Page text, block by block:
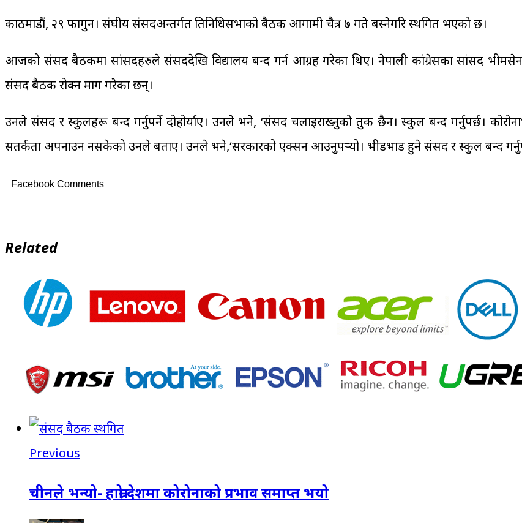
काठमाडौं, २९ फागुन। संघीय संसदअन्तर्गत प्रतिनिधिसभाको बैठक आगामी चैत्र ७ गते बस्नेगरि स्थगित भएको छ।
आजको संसद बैठकमा सांसदहरुले संसददेखि विद्यालय बन्द गर्न आग्रह गरेका थिए। नेपाली कांग्रेसका सांसद
संसद बैठक रोक्न माग गरेका छन्।
उनले संसद र स्कुलहरू बन्द गर्नुपर्ने दोहोर्याए। उनले भने, ‘संसद चलाइराख्नुको तुक छैन। स्कुल बन्द गर्नुपर्छ।
सतर्कता अपनाउन नसकेको उनले बताए। उनले भने,‘सरकारको एक्सन आउनुपर्‍यो। भीडभाड हुने संसद र स्कुल बन्द
Facebook Comments
Related
Previous
चीनले भन्यो- हाम्रो देशमा कोरोनाको प्रभाव समाप्त भयो